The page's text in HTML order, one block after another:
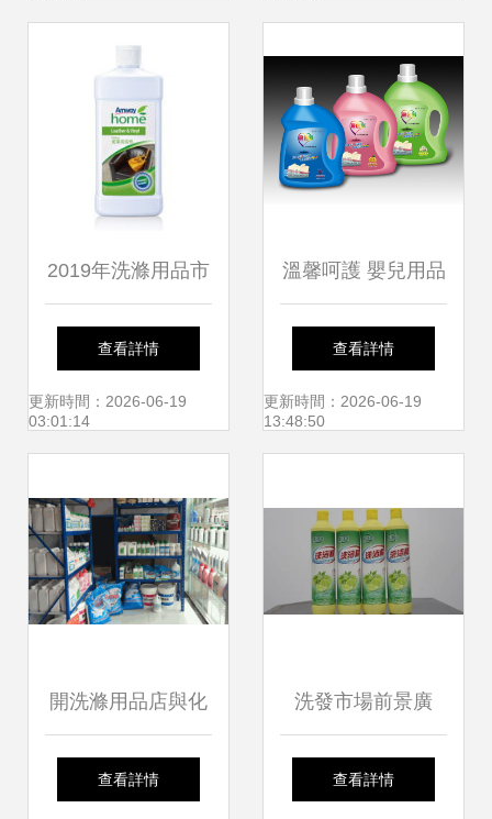
2019年洗滌用品市
場報價與批發行情
分析（第35頁）
查看詳情
更新時間：2026-06-19
03:01:14
溫馨呵護 嬰兒用品
與洗滌產品包裝設
計新趨勢——從馬
查看詳情
更新時間：2026-06-19
13:48:50
開洗滌用品店與化
妝品店的前景分析
查看詳情
洗發市場前景廣
闊，美凈能引領時
查看詳情